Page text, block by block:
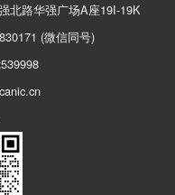
北路华强广场A座19I-19K
(微信同号)